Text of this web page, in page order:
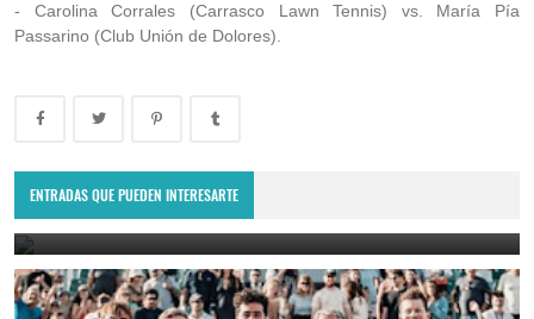
- Carolina Corrales (Carrasco Lawn Tennis) vs. María Pía
Passarino (Club Unión de Dolores).
ENTRADAS QUE PUEDEN INTERESARTE
Copa Davis 2024: Uruguay enfrentará a Bolivia como visitante por
el Grupo Mundial II
February 10, 2024